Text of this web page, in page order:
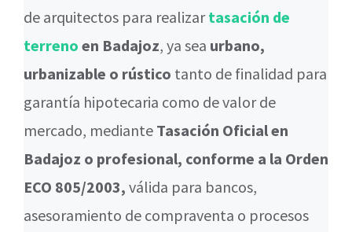
de arquitectos para realizartasación de
terreno en Badajoz, ya sea urbano,
urbanizable o rústico tanto de finalidad para
garantía hipotecaria como de valor de
mercado, mediante Tasación Oficial en
Badajoz o profesional, conforme a la Orden
ECO 805/2003, válida para bancos,
asesoramiento de compraventa o procesos